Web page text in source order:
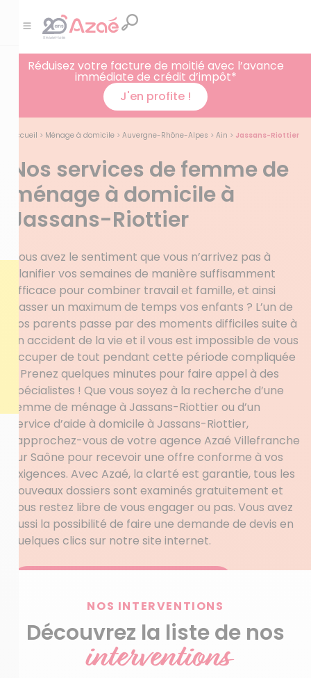
Réduisez votre facture de moitié avec l’avance
immédiate de crédit d’impôt*
J'en profite !
Accueil > Ménage à domicile > Auvergne-Rhône-Alpes > Ain > Jassans-Riottier
Nos services de femme de
ménage à domicile à
Jassans-Riottier
Vous avez le sentiment que vous n’arrivez pas à
planifier vos semaines de manière suffisamment
efficace pour combiner travail et famille, et ainsi
passer un maximum de temps vos enfants ? L’un de
vos parents passe par des moments difficiles suite à
un accident de la vie et il vous est impossible de vous
occuper de tout pendant cette période compliquée
? Prenez quelques minutes pour faire appel à des
spécialistes ! Que vous soyez à la recherche d’une
femme de ménage à Jassans-Riottier ou d’un
service d’aide à domicile à Jassans-Riottier,
rapprochez-vous de votre agence Azaé Villefranche
sur Saône pour recevoir une offre conforme à vos
exigences. Avec Azaé, la clarté est garantie, tous les
nouveaux dossiers sont examinés gratuitement et
vous restez libre de vous engager ou pas. Vous avez
aussi la possibilité de faire une demande de devis en
quelques clics sur notre site internet.
NOS INTERVENTIONS
Découvrez la liste de nos
interventions